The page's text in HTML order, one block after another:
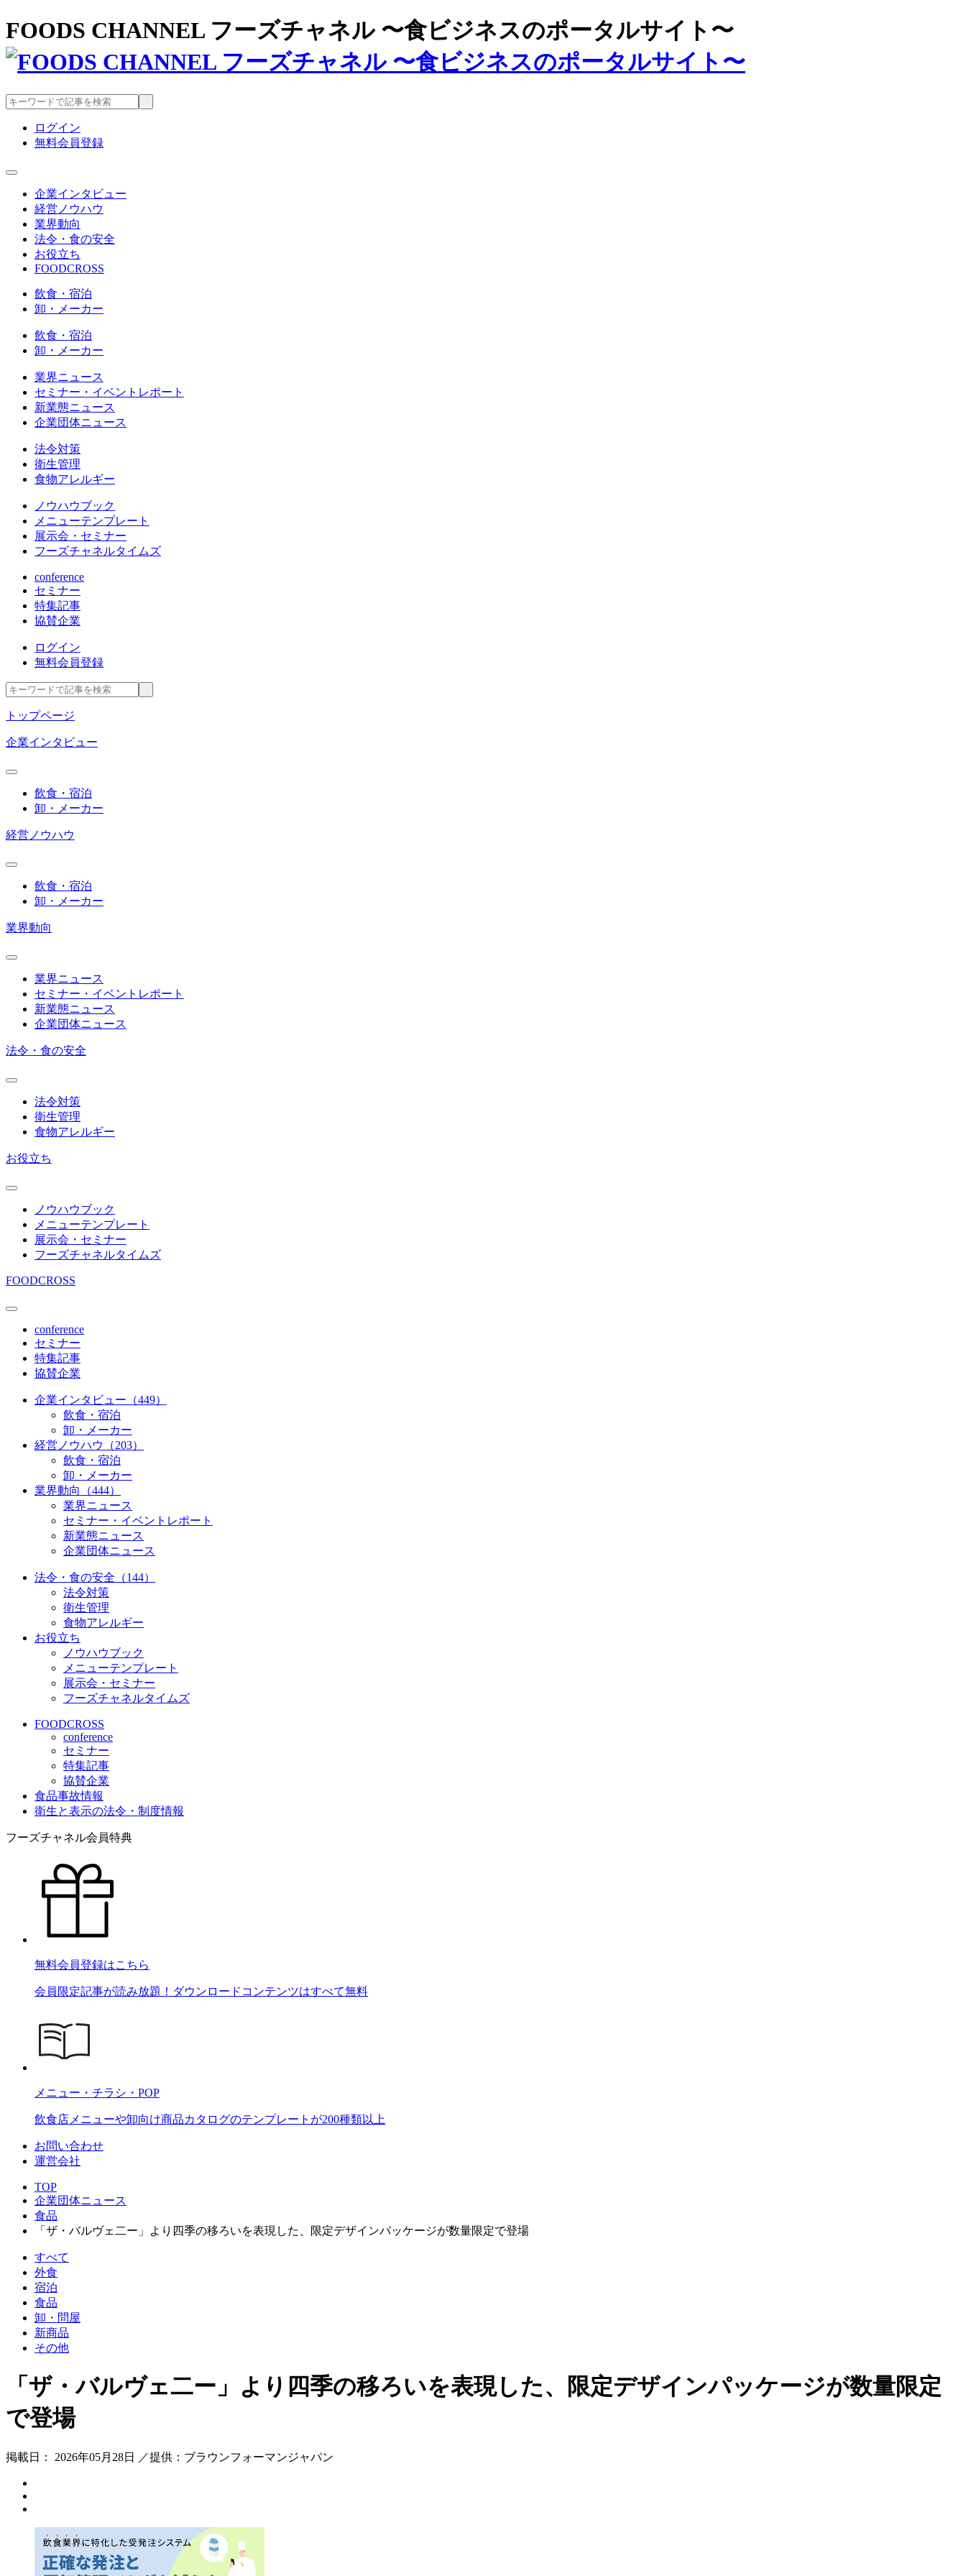
FOODS CHANNEL フーズチャネル 〜食ビジネスのポータルサイト〜
ログイン
無料会員登録
企業インタビュー
経営ノウハウ
業界動向
法令・食の安全
お役立ち
FOODCROSS
飲食・宿泊
卸・メーカー
飲食・宿泊
卸・メーカー
業界ニュース
セミナー・イベントレポート
新業態ニュース
企業団体ニュース
法令対策
衛生管理
食物アレルギー
ノウハウブック
メニューテンプレート
展示会・セミナー
フーズチャネルタイムズ
conference
セミナー
特集記事
協賛企業
ログイン
無料会員登録
トップページ
企業インタビュー
飲食・宿泊
卸・メーカー
経営ノウハウ
飲食・宿泊
卸・メーカー
業界動向
業界ニュース
セミナー・イベントレポート
新業態ニュース
企業団体ニュース
法令・食の安全
法令対策
衛生管理
食物アレルギー
お役立ち
ノウハウブック
メニューテンプレート
展示会・セミナー
フーズチャネルタイムズ
FOODCROSS
conference
セミナー
特集記事
協賛企業
企業インタビュー（449）
飲食・宿泊
卸・メーカー
経営ノウハウ（203）
飲食・宿泊
卸・メーカー
業界動向（444）
業界ニュース
セミナー・イベントレポート
新業態ニュース
企業団体ニュース
法令・食の安全（144）
法令対策
衛生管理
食物アレルギー
お役立ち
ノウハウブック
メニューテンプレート
展示会・セミナー
フーズチャネルタイムズ
FOODCROSS
conference
セミナー
特集記事
協賛企業
食品事故情報
衛生と表示の法令・制度情報
フーズチャネル会員特典
無料会員登録はこちら
会員限定記事が読み放題！ダウンロードコンテンツはすべて無料
メニュー・チラシ・POP
飲食店メニューや卸向け商品カタログのテンプレートが200種類以上
お問い合わせ
運営会社
TOP
企業団体ニュース
食品
「ザ・バルヴェ二ー」より四季の移ろいを表現した、限定デザインパッケージが数量限定で登場
すべて
外食
宿泊
食品
卸・問屋
新商品
その他
「ザ・バルヴェ二ー」より四季の移ろいを表現した、限定デザインパッケージが数量限定
で登場
掲載日： 2026年05月28日 ／提供：ブラウンフォーマンジャパン